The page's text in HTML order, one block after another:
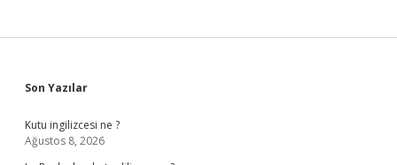
Sidebar
Son Yazılar
Kutu ingilizcesi ne ?
Ağustos 8, 2026